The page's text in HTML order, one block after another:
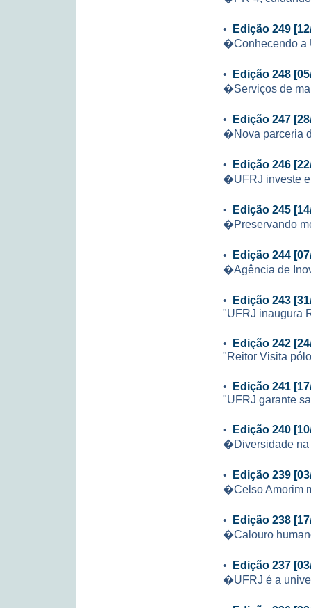
• Edição 249
�Conhecendo a
• Edição 248
�Serviços de
• Edição 247
�Nova parceria
• Edição 246
�UFRJ investe
• Edição 245
�Preservando
• Edição 244
�Agência de
• Edição 243
"UFRJ inaugura
• Edição 242
"Reitor Visita
• Edição 241
"UFRJ garante
• Edição 240
�Diversidade
• Edição 239
�Celso Amorim
• Edição 238
�Calouro
• Edição 237
�UFRJ é a